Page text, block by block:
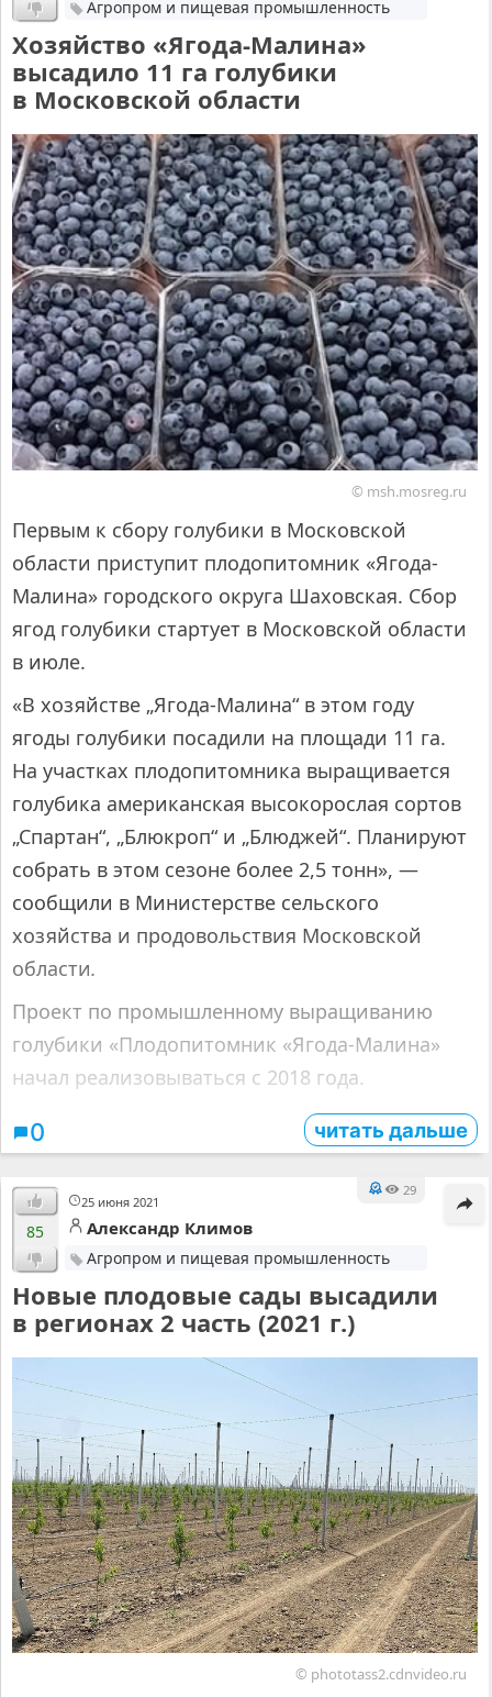
Агропром и пищевая промышленность
Хозяйство «Ягода-Малина»
высадило 11 га голубики
в Московской области
© msh.mosreg.ru
Первым к сбору голубики в Московской
области приступит плодопитомник «Ягода-
Малина» городского округа Шаховская. Сбор
ягод голубики стартует в Московской области
в июле.
«В хозяйстве „Ягода-Малина“ в этом году
ягоды голубики посадили на площади 11 га.
На участках плодопитомника выращивается
голубика американская высокорослая сортов
„Спартан“, „Блюкроп“ и „Блюджей“. Планируют
собрать в этом сезоне более 2,5 тонн», —
сообщили в Министерстве сельского
хозяйства и продовольствия Московской
области.
Проект по промышленному выращиванию
голубики «Плодопитомник «Ягода-Малина»
начал реализовываться с 2018 года.
0 читать дальше
25 июня 2021
29
85 Александр Климов
Агропром и пищевая промышленность
Новые плодовые сады высадили
в регионах 2 часть (2021 г.)
© phototass2.cdnvideo.ru